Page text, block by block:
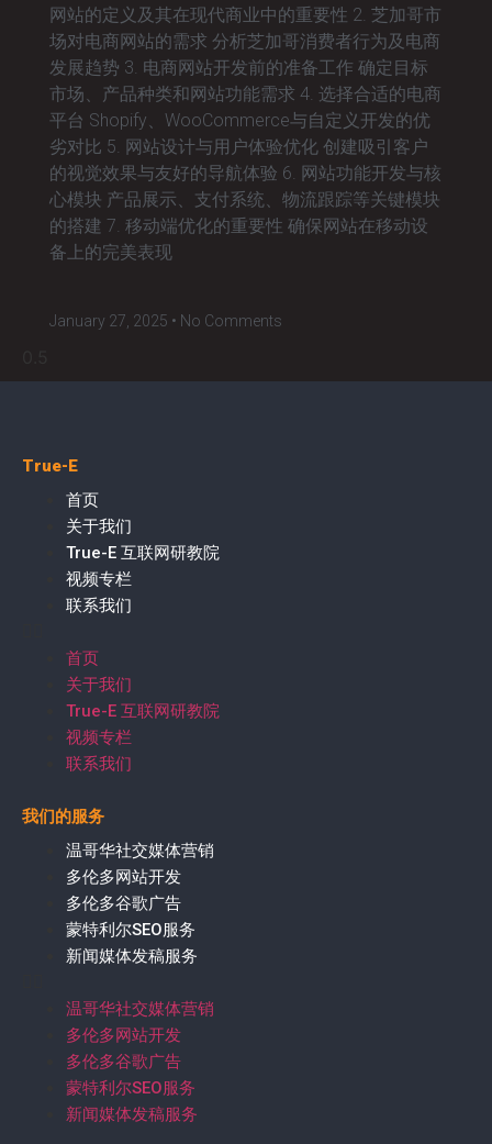
网站的定义及其在现代商业中的重要性 2. 芝加哥市
场对电商网站的需求 分析芝加哥消费者行为及电商
发展趋势 3. 电商网站开发前的准备工作 确定目标
市场、产品种类和网站功能需求 4. 选择合适的电商
平台 Shopify、WooCommerce与自定义开发的优
劣对比 5. 网站设计与用户体验优化 创建吸引客户
的视觉效果与友好的导航体验 6. 网站功能开发与核
心模块 产品展示、支付系统、物流跟踪等关键模块
的搭建 7. 移动端优化的重要性 确保网站在移动设
备上的完美表现
January 27, 2025 No Comments
True-E
首页
关于我们
True-E 互联网研教院
视频专栏
联系我们
首页
关于我们
True-E 互联网研教院
视频专栏
联系我们
我们的服务
温哥华社交媒体营销
多伦多网站开发
多伦多谷歌广告
蒙特利尔SEO服务
新闻媒体发稿服务
温哥华社交媒体营销
多伦多网站开发
多伦多谷歌广告
蒙特利尔SEO服务
新闻媒体发稿服务